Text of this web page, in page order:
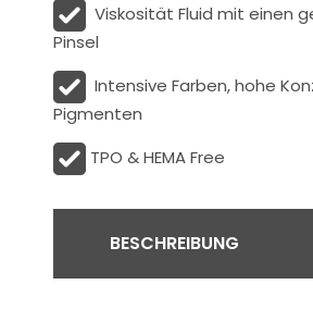
ViskositätFluid mit einen
Pinsel
Intensive Farben, hohe
Pigmenten
TPO & HEMA Free
BESCHREIBUNG